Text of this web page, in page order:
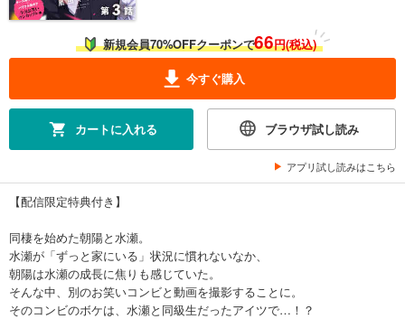
新規会員70%OFFクーポンで66円(税込)
今すぐ購入
カートに入れる ブラウザ試し読み
アプリ試し読みはこちら
【配信限定特典付き】
同棲を始めた朝陽と水瀬。
水瀬が「ずっと家にいる」状況に慣れないなか、
朝陽は水瀬の成長に焦りも感じていた。
そんな中、別のお笑いコンビと動画を撮影することに。
そのコンビのボケは、水瀬と同級生だったアイツで…！？